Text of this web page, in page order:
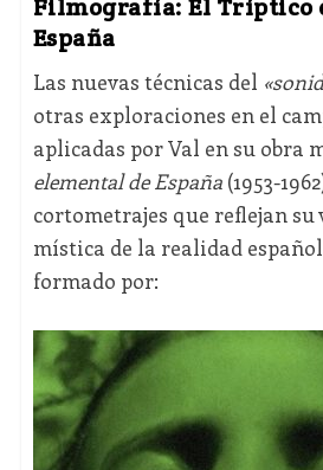
Filmografía: El Tríptico
España
Las nuevas técnicas del
otras exploraciones en el
aplicadas por Val en su obra
elemental de España(1953-
cortometrajes que reflejan su
mística de la realidad
formado por: